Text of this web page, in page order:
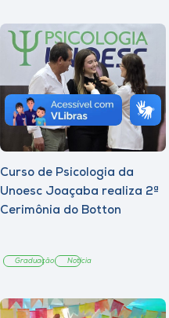
Curso de Psicologia da
Unoesc Joaçaba realiza 2ª
Cerimônia do Botton
Graduação Notícia